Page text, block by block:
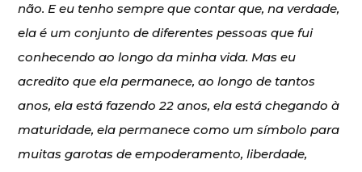
não. E eu tenho sempre que contar que, na verdade,
ela é um conjunto de diferentes pessoas que fui
conhecendo ao longo da minha vida. Mas eu
acredito que ela permanece, ao longo de tantos
anos, ela está fazendo 22 anos, ela está chegando à
maturidade, ela permanece como um símbolo para
muitas garotas de empoderamento, liberdade,